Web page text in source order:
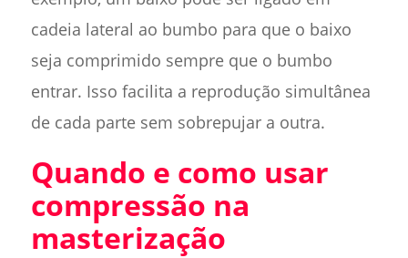
cadeia lateral ao bumbo para que o baixo
seja comprimido sempre que o bumbo
entrar. Isso facilita a reprodução simultânea
de cada parte sem sobrepujar a outra.
Quando e como usar
compressão na
masterização